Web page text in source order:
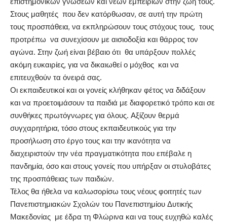
Στους μαθητές που δεν κατόρθωσαν, σε αυτή την πρώτη
τους προσπάθεια, να εκπληρώσουν τους στόχους τους, τους
προτρέπω να συνεχίσουν με αισιοδοξία και θάρρος τον
αγώνα. Στην ζωή είναι βέβαιο ότι θα υπάρξουν πολλές
ακόμη ευκαιρίες, για να δικαιωθεί ο μόχθος και να
επιτευχθούν τα όνειρά σας.
Οι εκπαιδευτικοί και οι γονείς κλήθηκαν φέτος να διδάξουν
και να προετοιμάσουν τα παιδιά με διαφορετικό τρόπο και σε
συνθήκες πρωτόγνωρες για όλους. Αξίζουν θερμά
συγχαρητήρια, τόσο στους εκπαιδευτικούς για την
προσήλωση στο έργο τους και την ικανότητα να
διαχειριστούν την νέα πραγματικότητα που επέβαλε η
πανδημία, όσο και στους γονείς που υπήρξαν οι στυλοβάτες
της προσπάθειας των παιδιών.
Τέλος θα ήθελα να καλωσορίσω τους νέους φοιτητές των
Πανεπιστημιακών Σχολών του Πανεπιστημίου Δυτικής
Μακεδονίας με έδρα τη Φλώρινα και να τους ευχηθώ καλές